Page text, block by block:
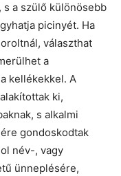
a szülő különösebb
picinyét. Ha
választhat
a
kellékekkel. A
ki,
s alkalmi
gondoskodtak
név-, vagy
ünneplésére,